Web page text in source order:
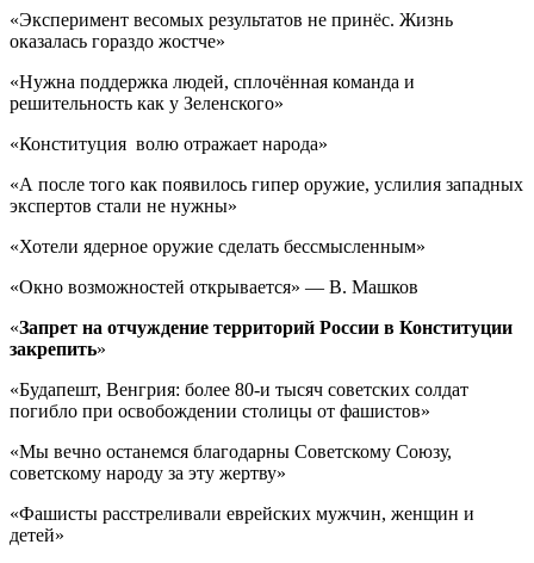
«Эксперимент весомых результатов не принёс. Жизнь
оказалась гораздо жостче»
«Нужна поддержка людей, сплочённая команда и
решительность как у Зеленского»
«Конституция волю отражает народа»
«А после того как появилось гипер оружие, услилия западных
экспертов стали не нужны»
«Хотели ядерное оружие сделать бессмысленным»
«Окно возможностей открывается» — В. Машков
«Запрет на отчуждение территорий России в Конституции
закрепить»
«Будапешт, Венгрия: более 80-и тысяч советских солдат
погибло при освобождении столицы от фашистов»
«Мы вечно останемся благодарны Советскому Союзу,
советскому народу за эту жертву»
«Фашисты расстреливали еврейских мужчин, женщин и
детей»